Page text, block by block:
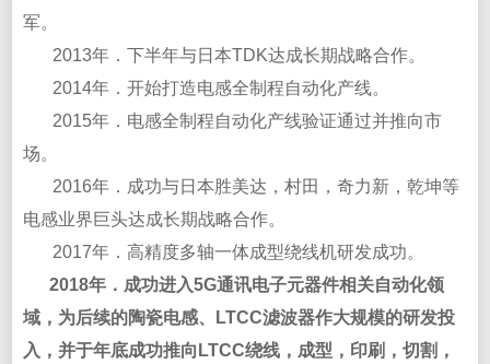
军。
2013年．下半年与日本TDK达成长期战略合作。
2014年．开始打造电感全制程自动化产线。
2015年．电感全制程自动化产线验证通过并推向市
场。
2016年．成功与日本胜美达，村田，奇力新，乾坤等
电感业界巨头达成长期战略合作。
2017年．高精度多轴一体成型绕线机研发成功。
2018年．成功进入5G通讯电子元器件相关自动化领
域，为后续的陶瓷电感、LTCC滤波器作大规模的研发投
入，并于年底成功推向LTCC绕线，成型，印刷，切割，